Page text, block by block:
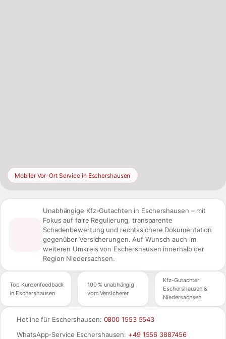
Mobiler Vor-Ort Service in Eschershausen
Unabhängige Kfz-Gutachten in Eschershausen – mit
Fokus auf faire Regulierung, transparente
Schadenbewertung und rechtssichere Dokumentation
gegenüber Versicherungen. Auf Wunsch auch im
weiteren Umkreis von Eschershausen innerhalb der
Region Niedersachsen.
Top Kundenfeedback
in Eschershausen
100 % unabhängig
vom Versicherer
Kfz-Gutachter
Eschershausen &
Niedersachsen
Hotline für Eschershausen: 0800 1553 5543
WhatsApp-Service Eschershausen: +49 1556 3887456